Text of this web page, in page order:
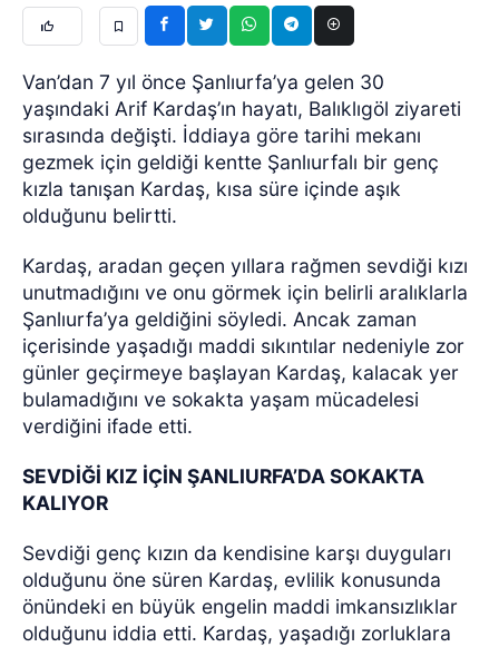
Van’dan 7 yıl önce Şanlıurfa’ya gelen 30
yaşındaki Arif Kardaş’ın hayatı, Balıklıgöl ziyareti
sırasında değişti. İddiaya göre tarihi mekanı
gezmek için geldiği kentte Şanlıurfalı bir genç
kızla tanışan Kardaş, kısa süre içinde aşık
olduğunu belirtti.
Kardaş, aradan geçen yıllara rağmen sevdiği kızı
unutmadığını ve onu görmek için belirli aralıklarla
Şanlıurfa’ya geldiğini söyledi. Ancak zaman
içerisinde yaşadığı maddi sıkıntılar nedeniyle zor
günler geçirmeye başlayan Kardaş, kalacak yer
bulamadığını ve sokakta yaşam mücadelesi
verdiğini ifade etti.
SEVDİĞİ KIZ İÇİN ŞANLIURFA’DA SOKAKTA
KALIYOR
Sevdiği genç kızın da kendisine karşı duyguları
olduğunu öne süren Kardaş, evlilik konusunda
önündeki en büyük engelin maddi imkansızlıklar
olduğunu iddia etti. Kardaş, yaşadığı zorluklara